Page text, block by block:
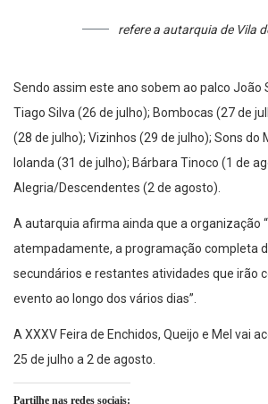
refere a autarquia de Vila
Sendo assim este ano sobem ao palco João
Tiago Silva (26 de julho); Bombocas (27 de
(28 de julho); Vizinhos (29 de julho); Sons do
Iolanda (31 de julho); Bárbara Tinoco (1 de
Alegria/Descendentes (2 de agosto).
A autarquia afirma ainda que a organização
atempadamente, a programação completa
secundários e restantes atividades que irão
evento ao longo dos vários dias”.
A XXXV Feira de Enchidos, Queijo e Mel vai
25 de julho a 2 de agosto.
Partilhe nas redes sociais: